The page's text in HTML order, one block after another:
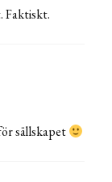
Faktiskt.
sällskapet